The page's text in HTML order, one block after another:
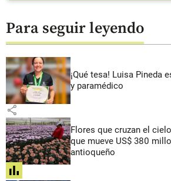
Para seguir leyendo
¡Qué tesa! Luisa Pineda
y paramédico
share
Flores que cruzan el
que mueve US$ 380
antioqueño
share